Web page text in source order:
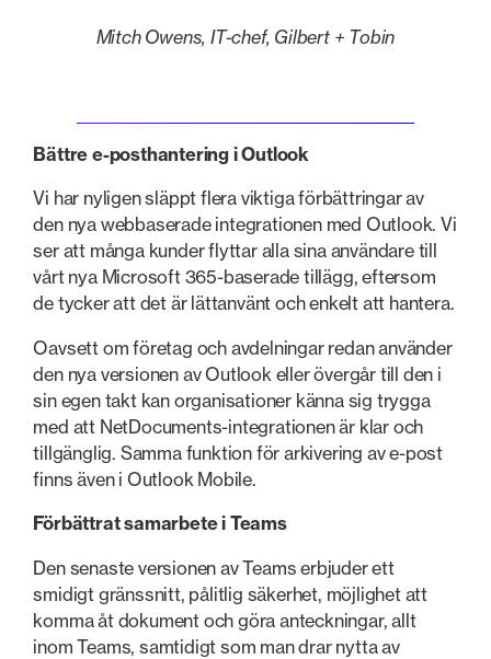
Mitch Owens, IT-chef, Gilbert + Tobin
Bättre e-posthantering i Outlook
Vi har nyligen släppt flera viktiga förbättringar av
den nya webbaserade integrationen med Outlook. Vi
ser att många kunder flyttar alla sina användare till
vårt nya Microsoft 365-baserade tillägg, eftersom
de tycker att det är lättanvänt och enkelt att hantera.
Oavsett om företag och avdelningar redan använder
den nya versionen av Outlook eller övergår till den i
sin egen takt kan organisationer känna sig trygga
med att NetDocuments-integrationen är klar och
tillgänglig. Samma funktion för arkivering av e-post
finns även i Outlook Mobile.
Förbättrat samarbete i Teams
Den senaste versionen av Teams erbjuder ett
smidigt gränssnitt, pålitlig säkerhet, möjlighet att
komma åt dokument och göra anteckningar, allt
inom Teams, samtidigt som man drar nytta av